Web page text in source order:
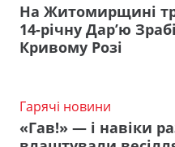
На Житомирщині
14-річну Дар’ю
Кривому Розі
Гарячі новини
«Гав!» — і навіки